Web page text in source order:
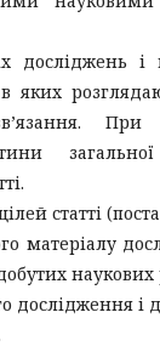
досліджень і
в яких
статті
матеріалу
наукових
дослідження і